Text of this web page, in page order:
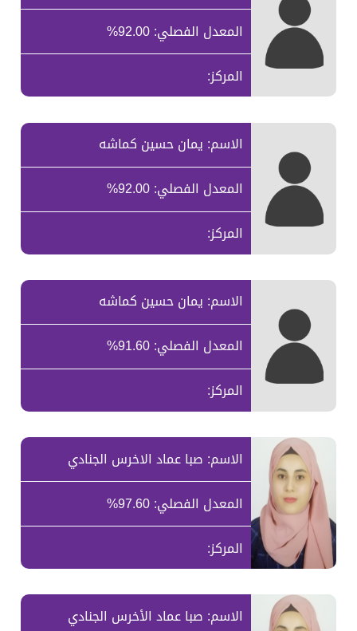
المعدل الفصلي: 92.00%
المركز:
الاسم: يمان حسين كماشه
المعدل الفصلي: 92.00%
المركز:
الاسم: يمان حسين كماشه
المعدل الفصلي: 91.60%
المركز:
الاسم: صبا عماد الاخرس الجنادي
المعدل الفصلي: 97.60%
المركز:
الاسم: صبا عماد الأخرس الجنادي